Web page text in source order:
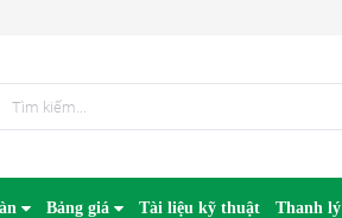
Bảng giá Tài liệu kỹ thuật Thanh lý